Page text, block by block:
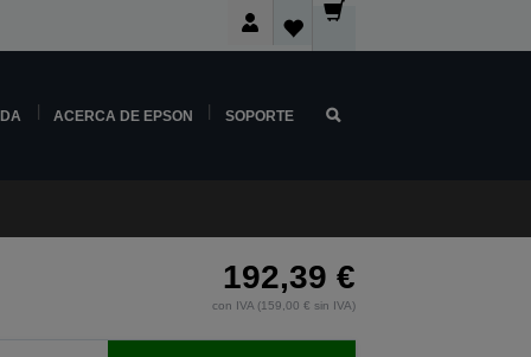
ACERCA DE EPSON SOPORTE
192,39 €
con IVA (159,00 € sin IVA)